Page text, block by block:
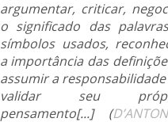
argumentar, criticar,
o significado das
símbolos usados,
a importância das
assumir a
validar seu
pensamento[...] (